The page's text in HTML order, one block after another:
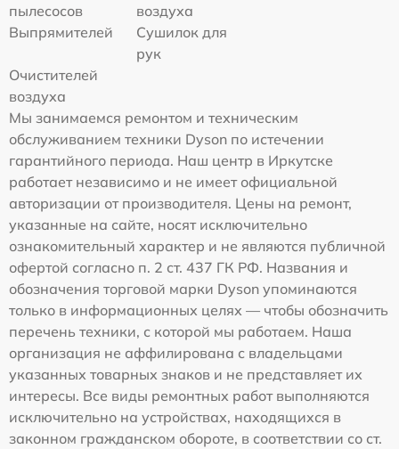
пылесосов
воздуха
Выпрямителей
Сушилок для
рук
Очистителей
воздуха
Мы занимаемся ремонтом и техническим
обслуживанием техники Dyson по истечении
гарантийного периода. Наш центр в Иркутске
работает независимо и не имеет официальной
авторизации от производителя. Цены на ремонт,
указанные на сайте, носят исключительно
ознакомительный характер и не являются публичной
офертой согласно п. 2 ст. 437 ГК РФ. Названия и
обозначения торговой марки Dyson упоминаются
только в информационных целях — чтобы обозначить
перечень техники, с которой мы работаем. Наша
организация не аффилирована с владельцами
указанных товарных знаков и не представляет их
интересы. Все виды ремонтных работ выполняются
исключительно на устройствах, находящихся в
законном гражданском обороте, в соответствии со ст.